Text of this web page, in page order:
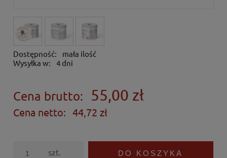
Dostępność:
mała ilość
Wysyłka w:
4 dni
Cena brutto: 55,00 zł
Cena netto: 44,72 zł
szt. DO KOSZYKA